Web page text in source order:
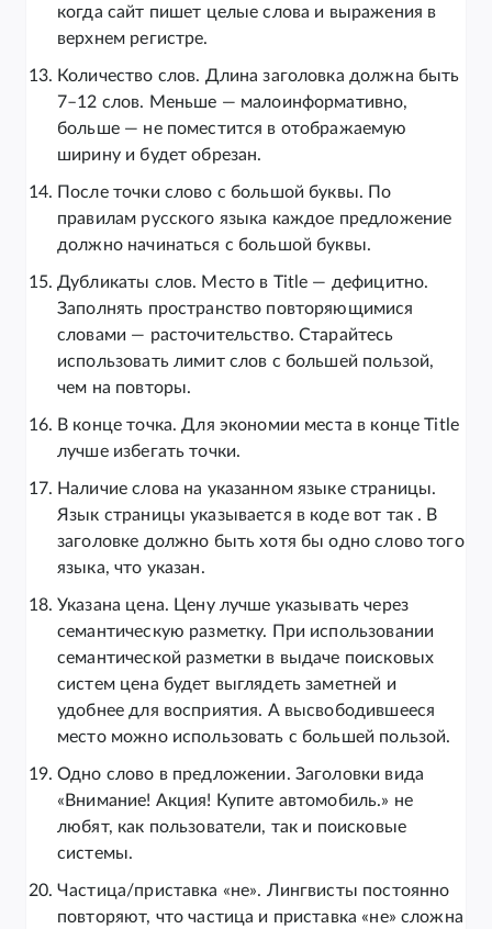
когда сайт пишет целые слова и выражения в
верхнем регистре.
Количество слов. Длина заголовка должна быть
7–12 слов. Меньше — малоинформативно,
больше — не поместится в отображаемую
ширину и будет обрезан.
После точки слово с большой буквы. По
правилам русского языка каждое предложение
должно начинаться с большой буквы.
Дубликаты слов. Место в Title — дефицитно.
Заполнять пространство повторяющимися
словами — расточительство. Старайтесь
использовать лимит слов с большей пользой,
чем на повторы.
В конце точка. Для экономии места в конце Title
лучше избегать точки.
Наличие слова на указанном языке страницы.
Язык страницы указывается в коде вот так . В
заголовке должно быть хотя бы одно слово того
языка, что указан.
Указана цена. Цену лучше указывать через
семантическую разметку. При использовании
семантической разметки в выдаче поисковых
систем цена будет выглядеть заметней и
удобнее для восприятия. А высвободившееся
место можно использовать с большей пользой.
Одно слово в предложении. Заголовки вида
«Внимание! Акция! Купите автомобиль.» не
любят, как пользователи, так и поисковые
системы.
Частица/приставка «не». Лингвисты постоянно
повторяют, что частица и приставка «не» сложна